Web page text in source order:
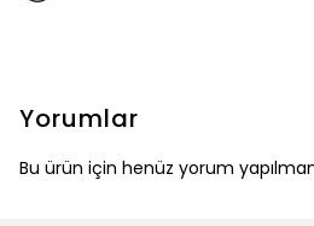
Yorumlar
Bu ürün için henüz yorum